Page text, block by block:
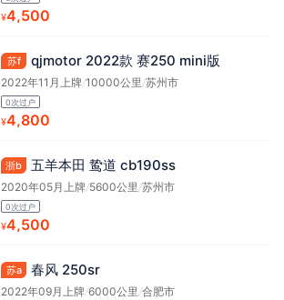
¥4,500
苏f qjmotor 2022款 赛250 mini版
2022年11月上牌/10000公里/苏州市
0次过户
¥4,800
浙b 五羊本田 鸷道 cb190ss
2020年05月上牌/5600公里/苏州市
0次过户
¥4,500
苏a 春风 250sr
2022年09月上牌/6000公里/合肥市